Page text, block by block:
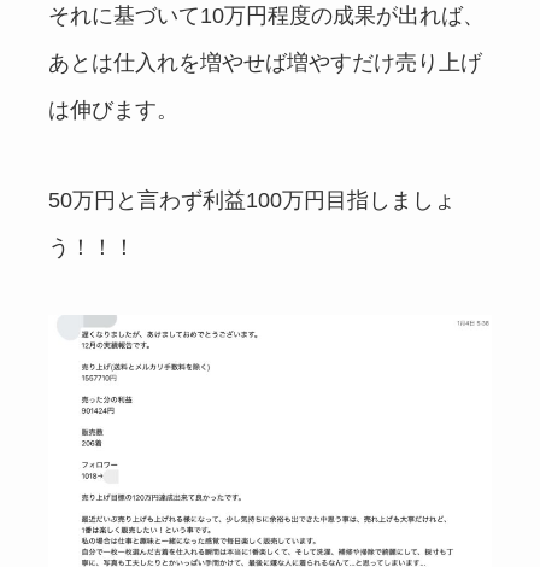
それに基づいて10万円程度の成果が出れば、
あとは仕入れを増やせば増やすだけ売り上げ
は伸びます。
50万円と言わず利益100万円目指しましょ
う！！！